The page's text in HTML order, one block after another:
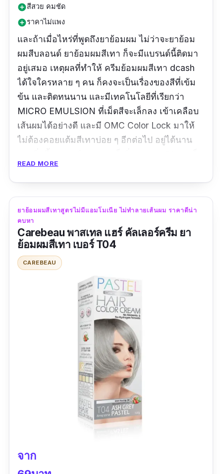
add_circleสีสวย คมชัด
add_circleราคาไม่แพง
และถ้าเมื่อไหร่ที่พูดถึงยาย้อมผม ไม่ว่าจะยาย้อม
ผมสีบลอนด์ ยาย้อมผมสีเทา ก็จะมีแบรนด์นี้ติดมา
อยู่เสมอ เหตุผลที่ทำให้ ครีมย้อมผมสีเทา dcash
ได้ใจใครหลาย ๆ คน ก็คงจะเป็นเรื่องของสีที่เข้ม
ข้น และติดทนนาน และมีเทคโนโลยีที่เรียกว่า
MICRO EMULSION ที่เม็ดสีจะเล็กลง เข้าเคลือบ
เส้นผมได้อย่างดี และมี OMC Color Lock มาให้
ไม่ต้องคอยแต้มสีเทาบ่อย ๆ อีกต่อไป อยู่ได้นาน
60 ml หรือถ้าใครไม่อยากให้ยาย้อมผมสีเทา มีแค่
สีเทาทื่อ ๆ ก็สามารถนำไปผสมกับสีอื่นได้เช่นกัน
และใครที่ชอบโทนบลอนด์ด้วยอยู่แล้ว สีนี้ก็ตอบ
โจทย์ได้ดี เพราะว่าเป็นสีบลอนด์เทาจัด ไม่เหมือน
ใครเลยล่ะ
ปริมาณ: 60 ml
READ MORE
ยาย้อมผมสีเทาสูตรไม่มีแอมโมเนีย ไม่ทำลายเส้นผม ราคาดีน่า
คบหา
Carebeau พาสเทล แฮร์ คัลเลอร์ครีม ยา
ย้อมผมสีเทา เบอร์ T04
CAREBEAU
จาก